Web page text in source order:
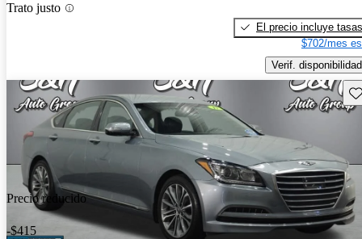
Trato justo
El precio incluye tasas
$702/mes
Verif. disponibilidad
Precio reducido
-$415